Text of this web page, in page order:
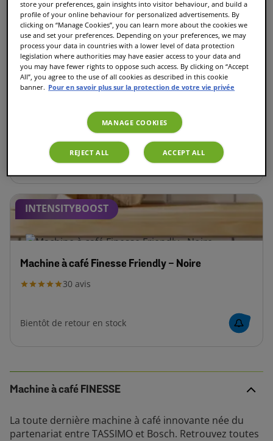
INTENSITYBOOST
avis
100,00 €
INTENSITYBOOST
Machine à café Finesse Friendly - Noire
30 avis
Bientôt de retour en stock
Machine à café FINESSE
La toute dernière machine à café innovante née du
partenariat entre TASSIMO et Bosch. Retrouvez toutes
store your preferences, gain insights into visitor behaviour, and build a
profile of your online behaviour for personalized advertisements. By
clicking on “Manage Cookies”, you can learn more about the cookies we
use and set your preferences. Depending on your preferences, we may
process your data in countries with a lower level of data protection
legislation where authorities may have easier access to your data and
you may have fewer rights to oppose such access. By clicking on “Accept
All”, you agree to the use of all cookies as described in this cookie
banner. Pour en savoir plus sur la protection de votre vie privée
MANAGE COOKIES
REJECT ALL ACCEPT ALL